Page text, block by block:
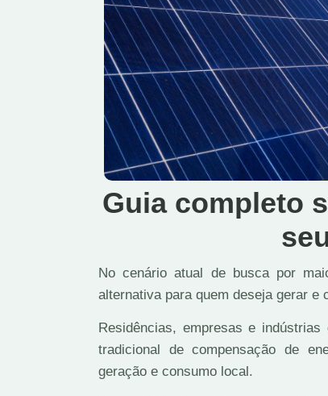
Guia completo
No cenário atual de busca por
alternativa para quem deseja gerar e
Residências, empresas e
tradicional de compensação de
geração e consumo local.